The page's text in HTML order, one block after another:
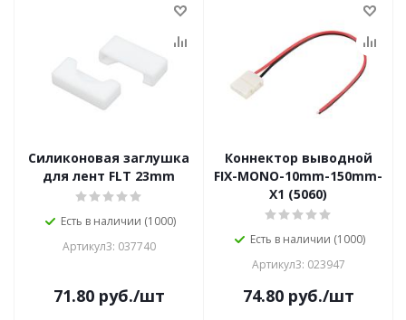
Силиконовая заглушка
для лент FLT 23mm
Есть в наличии (1000)
Артикул3: 037740
71.80руб./шт
Коннектор выводной
FIX-MONO-10mm-150mm-
X1 (5060)
Есть в наличии (1000)
Артикул3: 023947
74.80руб./шт